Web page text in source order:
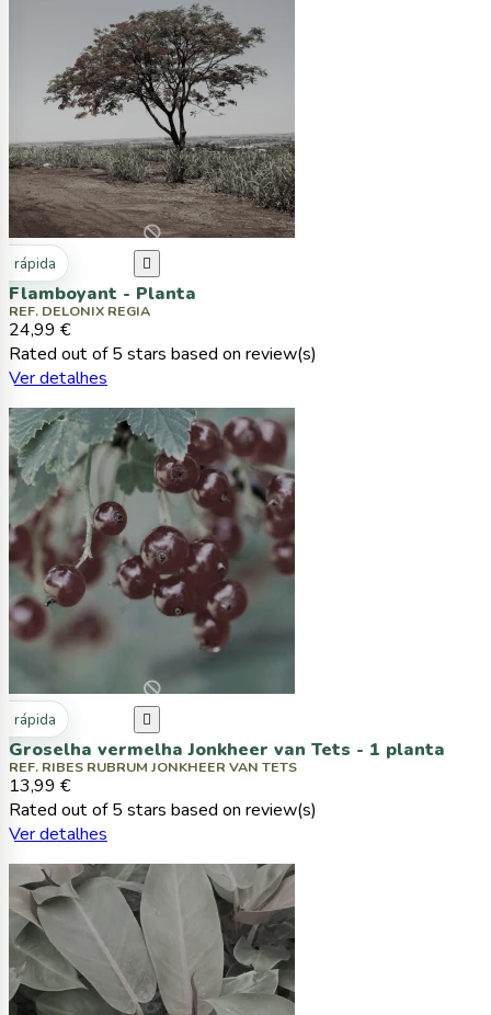
rápida 
Flamboyant - Planta
REF. DELONIX REGIA
24,99 €
Rated out of 5 stars based on review(s)
Ver detalhes
rápida 
Groselha vermelha Jonkheer van Tets - 1 planta
REF. RIBES RUBRUM JONKHEER VAN TETS
13,99 €
Rated out of 5 stars based on review(s)
Ver detalhes